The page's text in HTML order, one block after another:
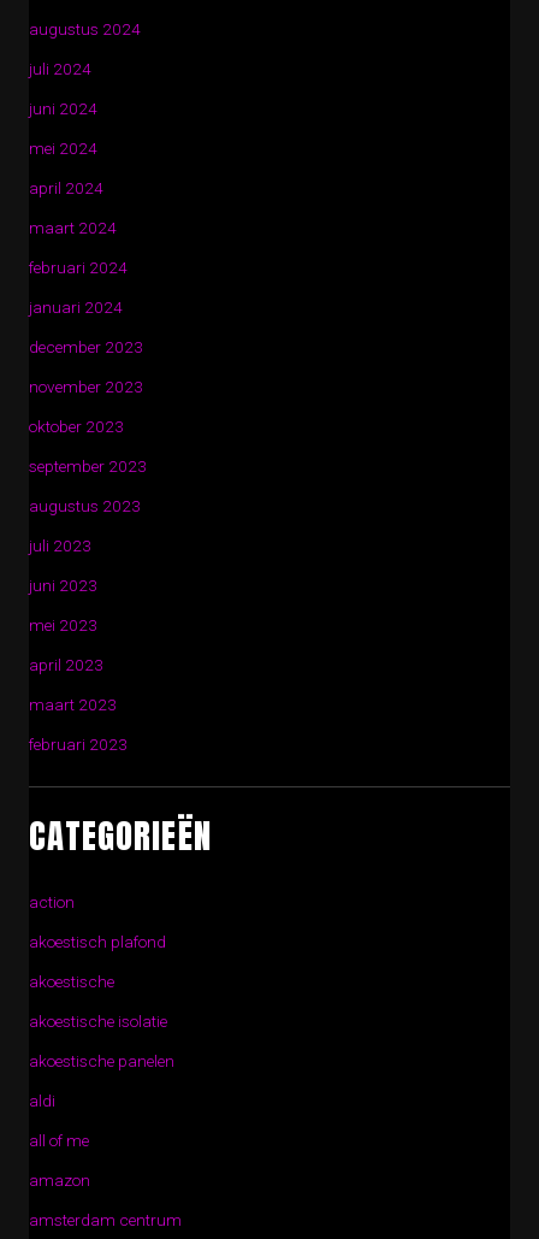
augustus 2024
juli 2024
juni 2024
mei 2024
april 2024
maart 2024
februari 2024
januari 2024
december 2023
november 2023
oktober 2023
september 2023
augustus 2023
juli 2023
juni 2023
mei 2023
april 2023
maart 2023
februari 2023
CATEGORIEËN
action
akoestisch plafond
akoestische
akoestische isolatie
akoestische panelen
aldi
all of me
amazon
amsterdam centrum